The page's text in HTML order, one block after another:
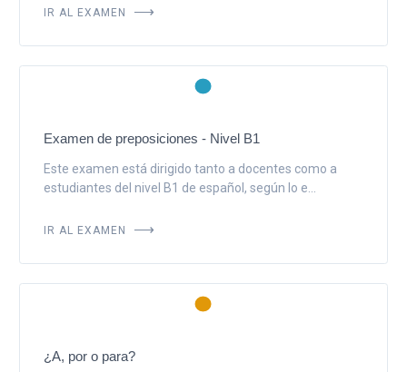
IR AL EXAMEN
Examen de preposiciones - Nivel B1
Este examen está dirigido tanto a docentes como a
estudiantes del nivel B1 de español, según lo e...
IR AL EXAMEN
¿A, por o para?